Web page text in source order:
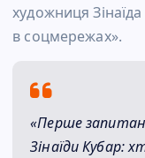
художниця
в соцмережах».
«Перше
Зінаїди Кубар: